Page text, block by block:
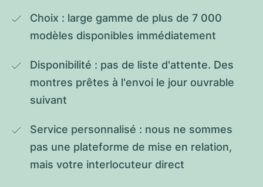
Choix : large gamme de plus de 7 000
modèles disponibles immédiatement
Disponibilité : pas de liste d'attente. Des
montres prêtes à l'envoi le jour ouvrable
suivant
Service personnalisé : nous ne sommes
pas une plateforme de mise en relation,
mais votre interlocuteur direct